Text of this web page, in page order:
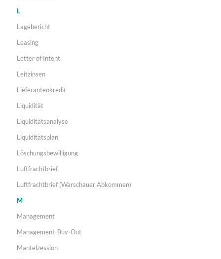
L
Lagebericht
Leasing
Letter of Intent
Leitzinsen
Lieferantenkredit
Liquidität
Liquiditätsanalyse
Liquiditätsplan
Löschungsbewilligung
Luftfrachtbrief
Luftfrachtbrief (Warschauer Abkommen)
M
Management
Management-Buy-Out
Mantelzession